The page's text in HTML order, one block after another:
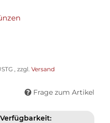
, zzgl. Versand
Frage zum Artikel